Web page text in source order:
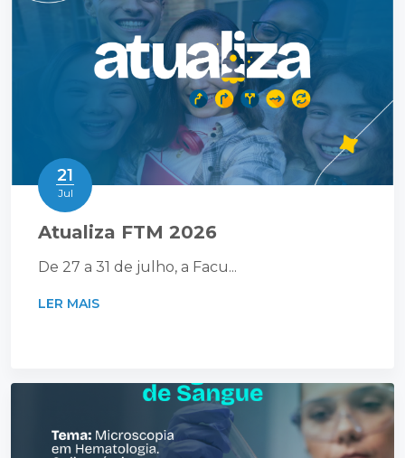
21
Jul
Atualiza FTM 2026
De 27 a 31 de julho, a Facu...
LER MAIS